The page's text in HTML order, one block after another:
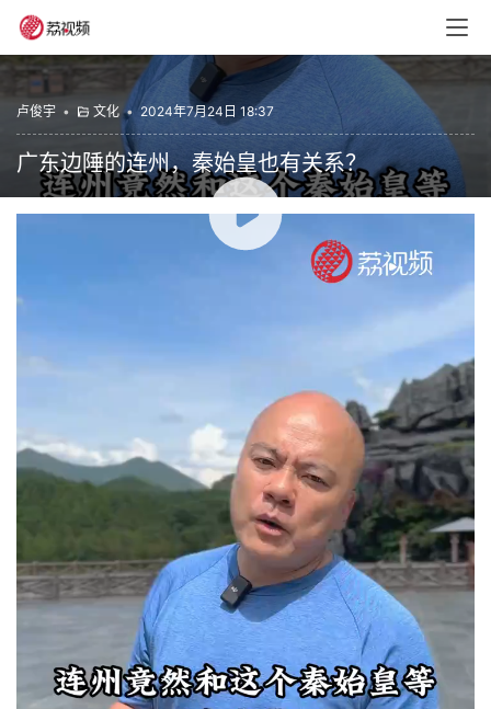
卢俊宇 • 文化 • 2024年7月24日 18:37
广东边陲的连州，秦始皇也有关系？
00:00 / 02:06
0
口渴了吗？看看这个视频，体验一下真·望梅止渴。#老广的
味道 #纪录片 #家常菜
上一篇 2024年7月24日 18:00
“缺心眼”到底该怎么治疗呢？
下一篇
2024年7月24日 18:39